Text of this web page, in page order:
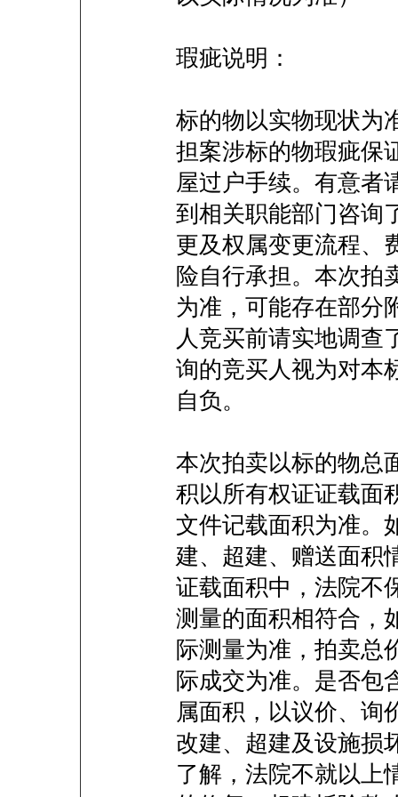
瑕疵说明：
标的物以实物现状为
担案涉标的物瑕疵保
屋过户手续。有意者
到相关职能部门咨询
更及权属变更流程、
险自行承担。本次拍
为准，可能存在部分
人竞买前请实地调查
询的竞买人视为对本
自负。
本次拍卖以标的物总
积以所有权证证载面
文件记载面积为准。
建、超建、赠送面积
证载面积中，法院不
测量的面积相符合，
际测量为准，拍卖总
际成交为准。是否包
属面积，以议价、询
改建、超建及设施损
了解，法院不就以上